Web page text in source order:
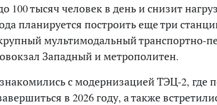
100 тысяч человек в день и снизит
планируется построить еще три
мультимодальный транспортно-
Западный и метрополитен.
с модернизацией ТЭЦ-2, где
в 2026 году, а также